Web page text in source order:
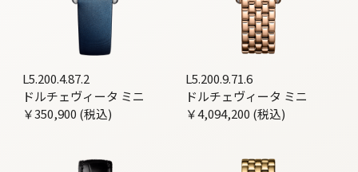
L5.200.4.87.2
ドルチェヴィータ ミニ
￥350,900 (税込)
L5.200.9.71.6
ドルチェヴィータ ミニ
￥4,094,200 (税込)